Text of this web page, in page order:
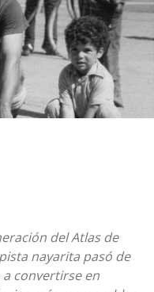
del Atlas de
nayarita pasó de
convertirse en